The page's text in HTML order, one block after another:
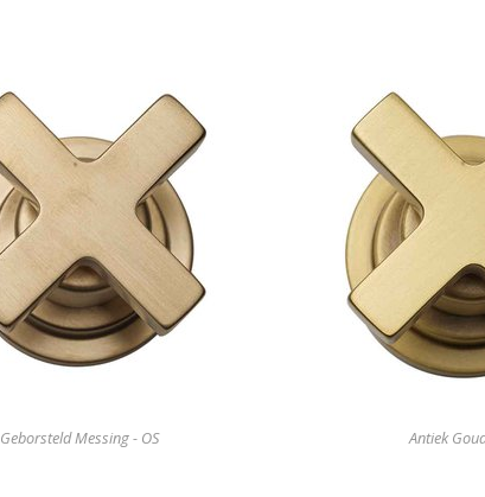
Geborsteld Messing - OS Antiek